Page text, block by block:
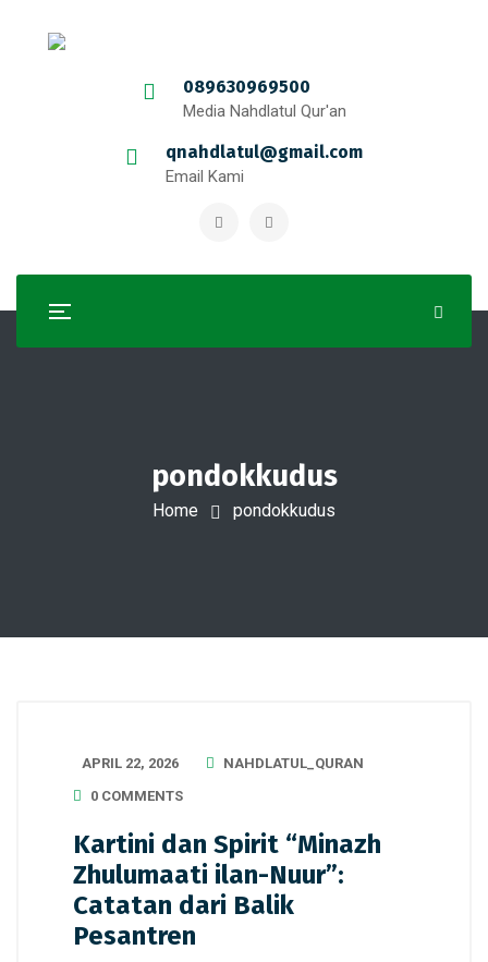
089630969500
Media Nahdlatul Qur'an
qnahdlatul@gmail.com
Email Kami
pondokkudus
Home pondokkudus
APRIL 22, 2026
NAHDLATUL_QURAN
0 COMMENTS
Kartini dan Spirit “Minazh
Zhulumaati ilan-Nuur”:
Catatan dari Balik
Pesantren